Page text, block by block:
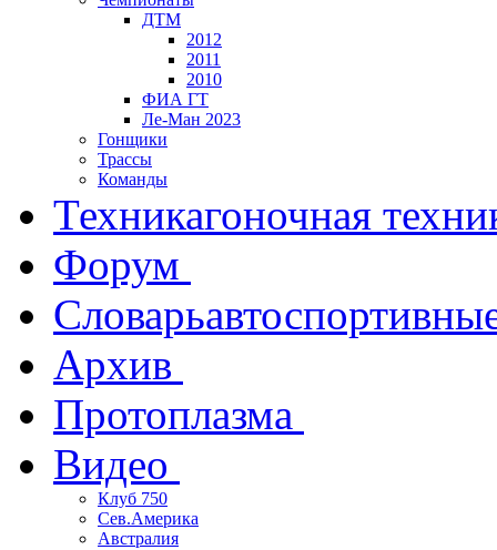
ДТМ
2012
2011
2010
ФИА ГТ
Ле-Ман 2023
Гонщики
Трассы
Команды
Техникагоночная
Форум
Словарь
Архив
Протоплазма
Видео
Клуб 750
Сев.Америка
Австралия